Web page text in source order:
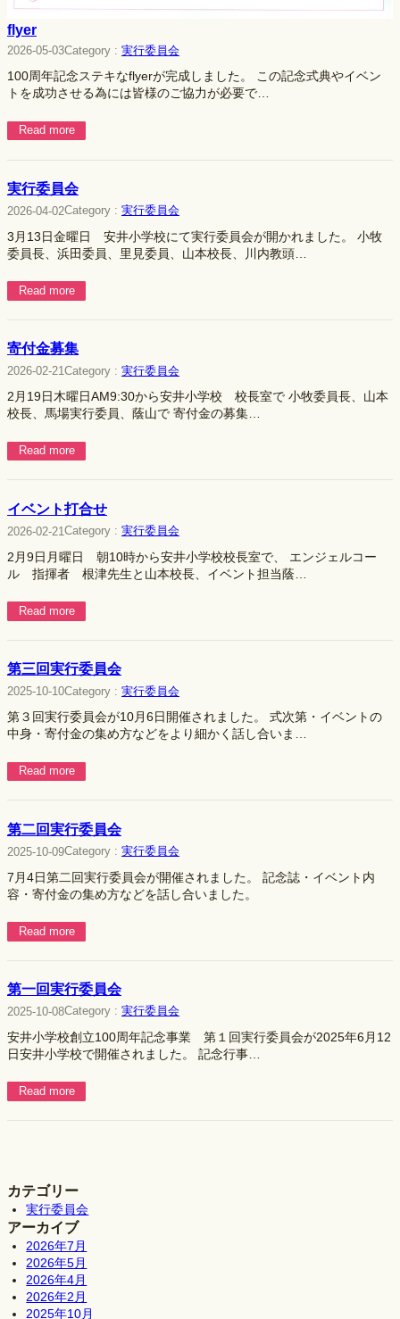
flyer
2026-05-03Category : 実行委員会
100周年記念ステキなflyerが完成しました。 この記念式典やイベン
トを成功させる為には皆様のご協力が必要で…
Read more
実行委員会
2026-04-02Category : 実行委員会
3月13日金曜日 安井小学校にて実行委員会が開かれました。 小牧
委員長、浜田委員、里見委員、山本校長、川内教頭…
Read more
寄付金募集
2026-02-21Category : 実行委員会
2月19日木曜日AM9:30から安井小学校 校長室で 小牧委員長、山本
校長、馬場実行委員、蔭山で 寄付金の募集…
Read more
イベント打合せ
2026-02-21 Category : 実行委員会
2月9日月曜日 朝10時から安井小学校校長室で、 エンジェルコー
ル 指揮者 根津先生と山本校長、イベント担当蔭…
Read more
第三回実行委員会
2025-10-10Category : 実行委員会
第３回実行委員会が10月6日開催されました。 式次第・イベントの
中身・寄付金の集め方などをより細かく話し合いま…
Read more
第二回実行委員会
2025-10-09Category : 実行委員会
7月4日第二回実行委員会が開催されました。 記念誌・イベント内
容・寄付金の集め方などを話し合いました。
Read more
第一回実行委員会
2025-10-08Category : 実行委員会
安井小学校創立100周年記念事業 第１回実行委員会が2025年6月12
日安井小学校で開催されました。 記念行事…
Read more
カテゴリー
実行委員会
アーカイブ
2026年7月
2026年5月
2026年4月
2026年2月
2025年10月